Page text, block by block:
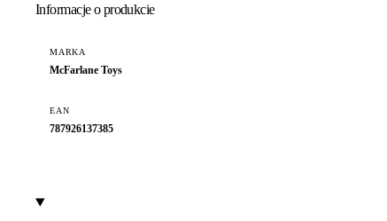
Informacje o produkcie
MARKA
McFarlane Toys
EAN
787926137385